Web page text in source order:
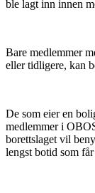
ble lagt inn innen
Bare medlemmer
eller tidligere, kan
De som eier en
medlemmer i
borettslaget vil
lengst botid som